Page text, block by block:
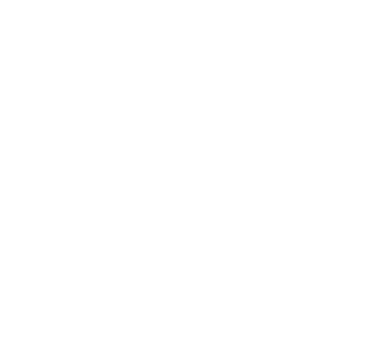
заведение в Новосибирске.
стала первым музыкальным
России[3]. С 1957 года она носит